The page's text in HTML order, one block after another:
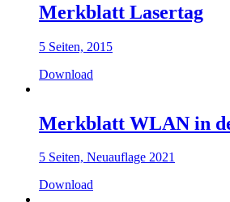
Merkblatt Lasertag
5 Seiten, 2015
Download
Merkblatt WLAN in
5 Seiten, Neuauflage 2021
Download